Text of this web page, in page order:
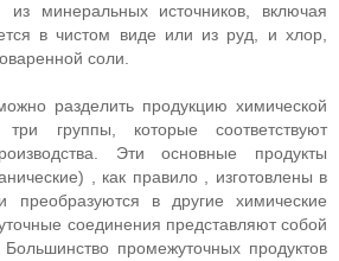
минеральных источников, включая
в чистом виде или из руд, и хлор,
соли.
разделить продукцию химической
группы, которые соответствуют
Эти основные продукты
, как правило , изготовлены в
в другие химические
соединения представляют собой
промежуточных продуктов